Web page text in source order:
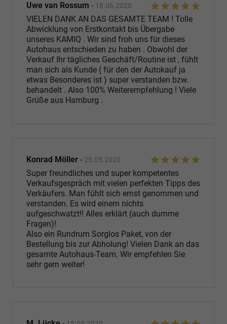
Uwe van Rossum - 18.06.2020
VIELEN DANK AN DAS GESAMTE TEAM ! Tolle
Abwicklung von Erstkontakt bis Übergabe
unseres KAMIQ . Wir sind froh uns für dieses
Autohaus entschieden zu haben . Obwohl der
Verkauf Ihr tägliches Geschäft/Routine ist , fühlt
man sich als Kunde ( für den der Autokauf ja
etwas Besonderes ist ) super verstanden bzw.
behandelt . Also 100% Weiterempfehlung ! Viele
Grüße aus Hamburg .
Konrad Möller - 25.05.2020
Super freundliches und super kompetentes
Verkaufsgespräch mit vielen perfekten Tipps des
Verkäufers. Man fühlt sich ernst genommen und
verstanden. Es wird einem nichts
aufgeschwatzt!! Alles erklärt (auch dumme
Fragen)!
Also ein Rundrum Sorglos Paket, von der
Bestellung bis zur Abholung! Vielen Dank an das
gesamte Autohaus-Team. Wir empfehlen Sie
sehr gern weiter!